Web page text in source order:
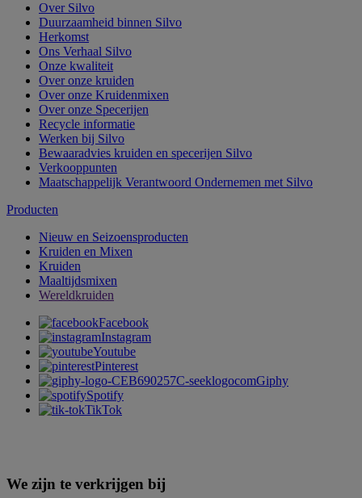
Over Silvo
Duurzaamheid binnen Silvo
Herkomst
Ons Verhaal Silvo
Onze kwaliteit
Over onze kruiden
Over onze Kruidenmixen
Over onze Specerijen
Recycle informatie
Werken bij Silvo
Bewaaradvies kruiden en specerijen Silvo
Verkooppunten
Maatschappelijk Verantwoord Ondernemen met Silvo
Producten
Nieuw en Seizoensproducten
Kruiden en Mixen
Kruiden
Maaltijdsmixen
Wereldkruiden
Facebook
Instagram
Youtube
Pinterest
Giphy
Spotify
TikTok
We zijn te verkrijgen bij